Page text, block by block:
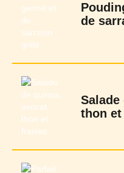
de
Salade
thon